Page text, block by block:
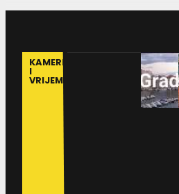
KAMERE
I
VRIJEME